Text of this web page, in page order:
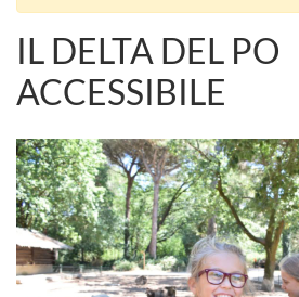
IL DELTA DEL PO
ACCESSIBILE